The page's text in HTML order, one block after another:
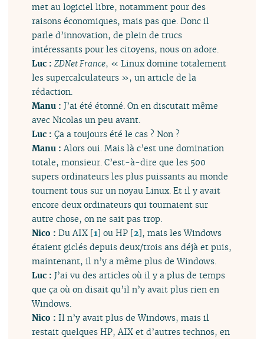
met au logiciel libre, notamment pour des
raisons économiques, mais pas que. Donc il
parle d’innovation, de plein de trucs
intéressants pour les citoyens, nous on adore.
Luc :ZDNet France, « Linux domine totalement
les supercalculateurs », un article de la
rédaction.
Manu :J’ai été étonné. On en discutait même
avec Nicolas un peu avant.
Luc :Ça a toujours été le cas ? Non ?
Manu :Alors oui. Mais là c’est une domination
totale, monsieur. C’est-à-dire que les 500
supers ordinateurs les plus puissants au monde
tournent tous sur un noyau Linux. Et il y avait
encore deux ordinateurs qui tournaient sur
autre chose, on ne sait pas trop.
Nico :Du AIX [1] ou HP [2], mais les Windows
étaient giclés depuis deux/trois ans déjà et puis,
maintenant, il n’y a même plus de Windows.
Luc :J’ai vu des articles où il y a plus de temps
que ça où on disait qu’il n’y avait plus rien en
Windows.
Nico :Il n’y avait plus de Windows, mais il
restait quelques HP, AIX et d’autres technos, en